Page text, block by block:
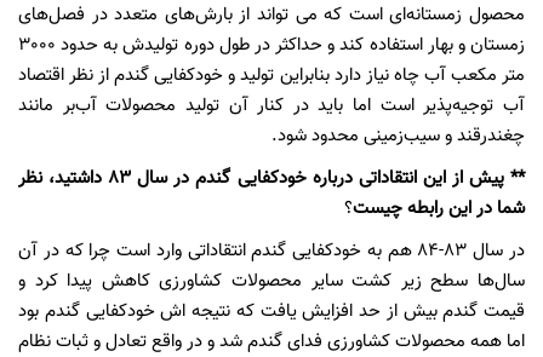
محصول زمستانه‌ای است که می تواند از بارش‌های متعدد در فصل‌های
زمستان و بهار استفاده کند و حداکثر در طول دوره تولیدش به حدود 3000
متر مکعب آب چاه نیاز دارد بنابراین تولید و خودکفایی گندم از نظر اقتصاد
آب توجیه‌پذیر است اما باید در کنار آن تولید محصولات آب‌بر مانند
چغندرقند و سیب‌زمینی محدود شود.
** پیش از این انتقاداتی درباره خودکفایی گندم در سال 83 داشتید، نظر
شما در این رابطه چیست؟
در سال 83-84 هم به خودکفایی گندم انتقاداتی وارد است چرا که در آن
سال‌ها سطح زیر کشت سایر محصولات کشاورزی کاهش پیدا کرد و
قیمت گندم بیش از حد افزایش یافت که نتیجه ‌اش خودکفایی گندم بود
اما همه محصولات کشاورزی فدای گندم شد و در واقع تعادل و ثبات نظام